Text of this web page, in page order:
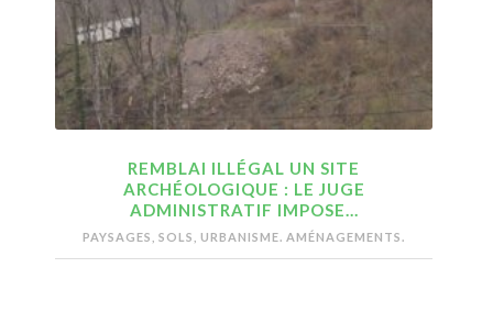
REMBLAI ILLÉGAL UN SITE
ARCHÉOLOGIQUE : LE JUGE
ADMINISTRATIF IMPOSE…
PAYSAGES, SOLS, URBANISME. AMÉNAGEMENTS.